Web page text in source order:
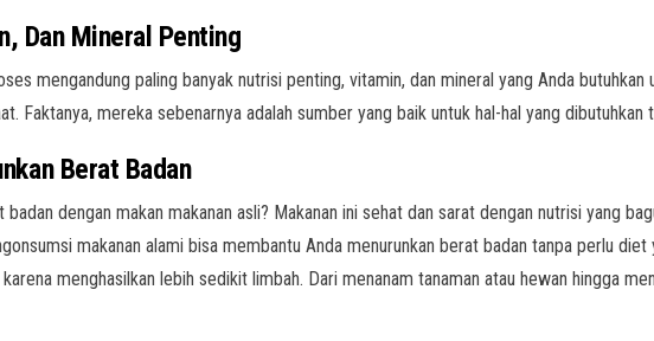
Dan Mineral Penting
mengandung paling banyak nutrisi penting, vitamin, dan mineral yang Anda
Faktanya, mereka sebenarnya adalah sumber yang baik untuk hal-hal yang
Berat Badan
badan dengan makan makanan asli? Makanan ini sehat dan sarat dengan nutrisi yang
makanan alami bisa membantu Anda menurunkan berat badan tanpa perlu diet
menghasilkan lebih sedikit limbah. Dari menanam tanaman atau hewan hingga